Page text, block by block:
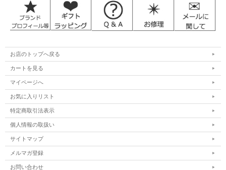
お店のトップへ戻る
カートを見る
マイページへ
お気に入りリスト
特定商取引法表示
個人情報の取扱い
サイトマップ
メルマガ登録
お問い合わせ